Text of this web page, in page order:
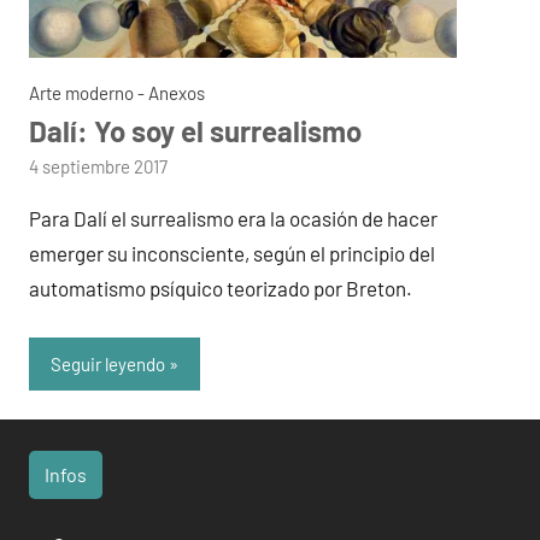
Arte moderno - Anexos
Dalí: Yo soy el surrealismo
por
4 septiembre 2017
Para Dalí el surrealismo era la ocasión de hacer
emerger su inconsciente, según el principio del
automatismo psíquico teorizado por Breton.
Seguir leyendo
Infos